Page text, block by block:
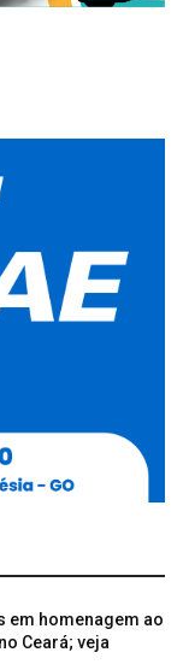
em homenagem ao
Ceará; veja